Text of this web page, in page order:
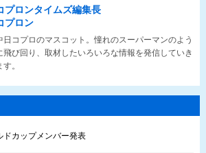
プロンタイムズ編集長
プロン
日コプロのマスコット。憧れのスーパーマンのよう
飛び回り、取材したいろいろな情報を発信していき
す。
ドカップメンバー発表